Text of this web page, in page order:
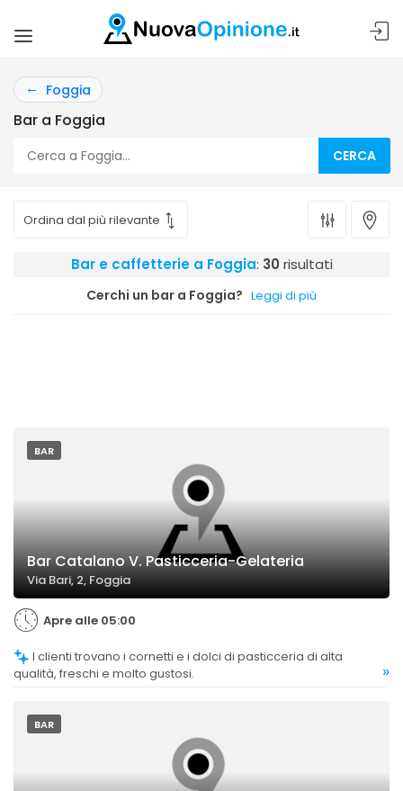
Foggia
Bar a Foggia
CERCA
Bar e caffetterie a Foggia: 30 risultati
Cerchi un bar a Foggia? Leggi di più
BAR
Bar Catalano V. Pasticceria-Gelateria
Via Bari, 2, Foggia
Apre alle 05:00
qualità, freschi e molto gustosi.
»
BAR